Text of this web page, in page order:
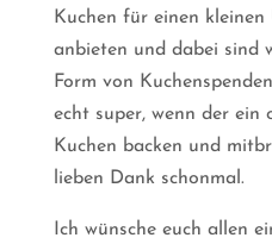
Kuchen für einen
anbieten und dabei sind
Form von
echt super, wenn der ein
Kuchen backen und
lieben Dank schonmal.
Ich wünsche euch allen